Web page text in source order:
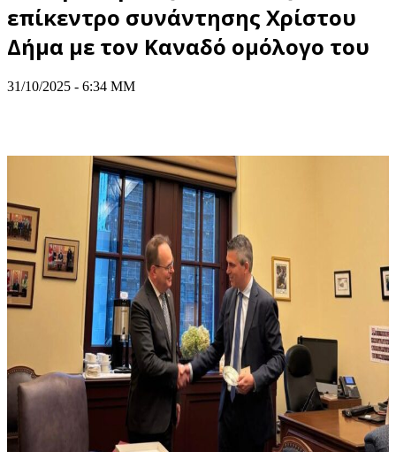
επίκεντρο συνάντησης Χρίστου
Δήμα με τον Καναδό ομόλογο του
31/10/2025 - 6:34 ΜΜ